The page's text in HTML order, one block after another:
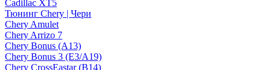
Cadillac XT5
Тюнинг Chery | Чери
Chery Amulet
Chery Arrizo 7
Chery Bonus (A13)
Chery Bonus 3 (E3/A19)
Chery CrossEastar (B14)